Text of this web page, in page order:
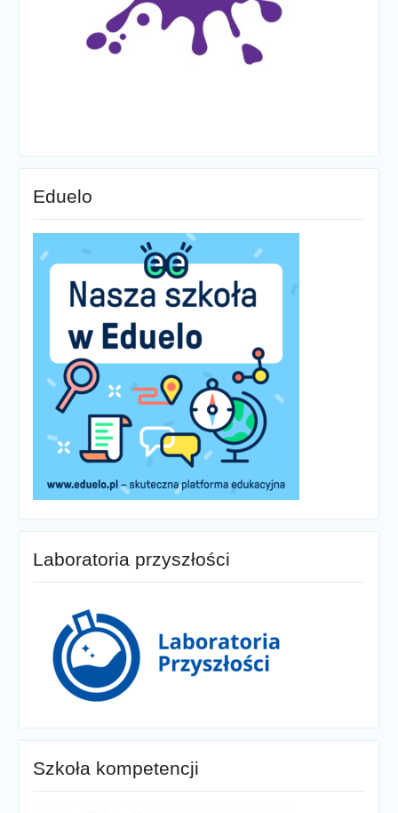
Eduelo
Laboratoria przyszłości
Szkoła kompetencji